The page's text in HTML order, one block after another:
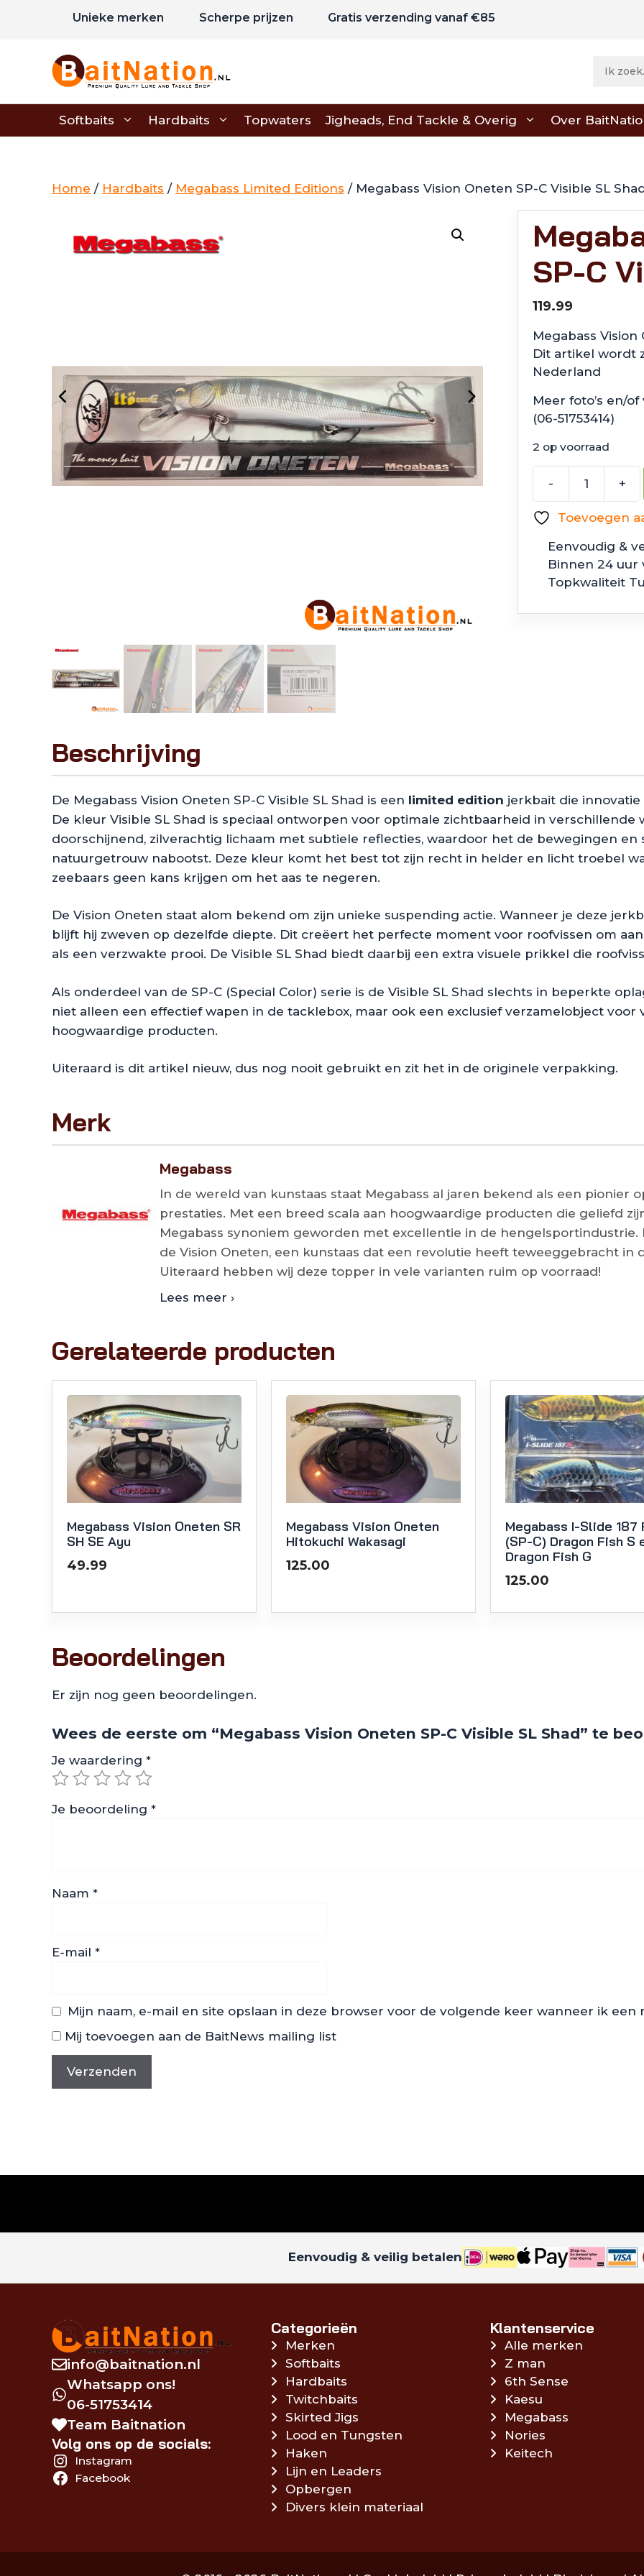
Unieke merken Scherpe prijzen Gratis verzending vanaf €85
Softbaits Hardbaits Topwaters Jigheads, End Tackle & Overig Over
Home / Hardbaits / Megabass Limited Editions / Megabass Vision Oneten SP-C Visible SL
SP-C
119.99
Megabass Vision
Dit artikel wordt
Nederland
Meer foto’s en/
(06-51753414)
2 op voorraad
-
Megabass
Vision
Oneten
SP-
Visible
Shad
+
Toevoegen
Eenvoudig &
Binnen 24 uur
Topkwaliteit
Beschrijving
De Megabass Vision Oneten SP-C Visible SL Shad is een limited edition jerkbait die
De kleur Visible SL Shad is speciaal ontworpen voor optimale zichtbaarheid in
doorschijnend, zilverachtig lichaam met subtiele reflecties, waardoor het de bewegingen en
natuurgetrouw nabootst. Deze kleur komt het best tot zijn recht in helder en licht troebel
zeebaars geen kans krijgen om het aas te negeren.
De Vision Oneten staat alom bekend om zijn unieke suspending actie. Wanneer je deze
blijft hij zweven op dezelfde diepte. Dit creëert het perfecte moment voor roofvissen om
als een verzwakte prooi. De Visible SL Shad biedt daarbij een extra visuele prikkel die
Als onderdeel van de SP-C (Special Color) serie is de Visible SL Shad slechts in beperkte
niet alleen een effectief wapen in de tacklebox, maar ook een exclusief verzamelobject voor
hoogwaardige producten.
Uiteraard is dit artikel nieuw, dus nog nooit gebruikt en zit het in de originele verpakking.
Merk
Megabass
In de wereld van kunstaas staat Megabass al jaren bekend als een pionier
prestaties. Met een breed scala aan hoogwaardige producten die geliefd
Megabass synoniem geworden met excellentie in de hengelsportindustrie.
de Vision Oneten, een kunstaas dat een revolutie heeft teweeggebracht in
Uiteraard hebben wij deze topper in vele varianten ruim op voorraad!
Lees meer ›
Gerelateerde producten
Megabass Vision Oneten SR
SH SE Ayu
49.99
Megabass Vision Oneten
Hitokuchi Wakasagi
125.00
Megabass I-Slide 187
(SP-C) Dragon Fish S
Dragon Fish G
125.00
Beoordelingen
Er zijn nog geen beoordelingen.
Wees de eerste om “Megabass Vision Oneten SP-C Visible SL Shad” te
Je waardering *
Je beoordeling *
Naam *
E-mail *
Mijn naam, e-mail en site opslaan in deze browser voor de volgende keer wanneer ik een
Mij toevoegen aan de BaitNews mailing list
Eenvoudig & veilig betalen
info@baitnation.nl
Whatsapp ons!
06-51753414
Team Baitnation
Volg ons op de socials:
Instagram
Facebook
Categorieën
Merken
Softbaits
Hardbaits
Twitchbaits
Skirted Jigs
Lood en Tungsten
Haken
Lijn en Leaders
Opbergen
Divers klein materiaal
Klantenservice
Alle merken
Z man
6th Sense
Kaesu
Megabass
Nories
Keitech